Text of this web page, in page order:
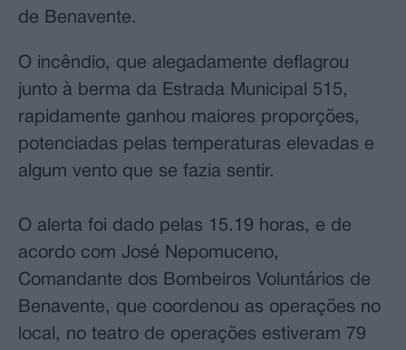
de Benavente.
O incêndio, que alegadamente deflagrou
junto à berma da Estrada Municipal 515,
rapidamente ganhou maiores proporções,
potenciadas pelas temperaturas elevadas e
algum vento que se fazia sentir.
O alerta foi dado pelas 15.19 horas, e de
acordo com José Nepomuceno,
Comandante dos Bombeiros Voluntários de
Benavente, que coordenou as operações no
local, no teatro de operações estiveram 79